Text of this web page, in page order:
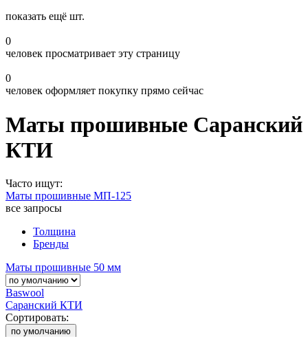
показать ещё шт.
0
человек просматривает эту страницу
0
человек оформляет покупку прямо сейчас
Маты прошивные Саранский
КТИ
Часто ищут:
Маты прошивные МП-125
все запросы
Толщина
Бренды
Маты прошивные 50 мм
Baswool
Саранский КТИ
Сортировать:
по умолчанию